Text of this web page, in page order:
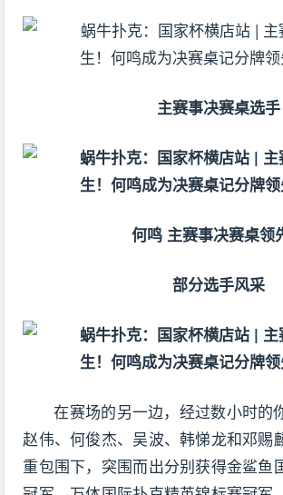
主赛事决赛桌选手
何鸣 主赛事决赛桌领
部分选手风采
在赛场的另一边，经过数小时的
赵伟、何俊杰、吴波、韩悌龙和邓赐
重包围下，突围而出分别获得金鲨鱼